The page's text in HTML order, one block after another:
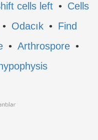
cells left • Cells
• Odacık • Find
• Arthrospore •